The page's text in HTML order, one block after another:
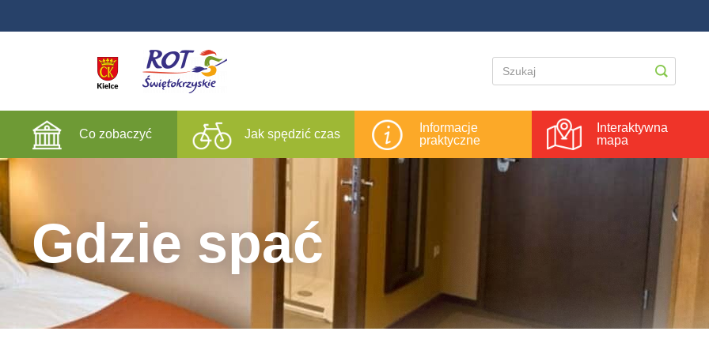
Co zobaczyć Jak spędzić czas
Informacje
praktyczne
Interaktywna
mapa
Gdzie spać